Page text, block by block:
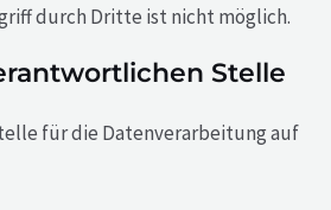
durch Dritte ist nicht möglich.
Stelle
für die Datenverarbeitung auf